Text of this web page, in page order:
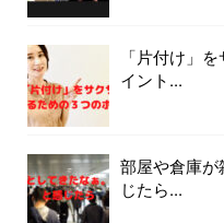
「片付け」
イント...
部屋や倉庫
じたら...